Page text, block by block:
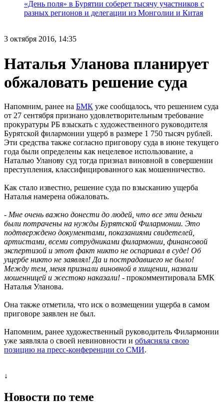
«День поля» в Бурятии соберет тысячу участников с
разных регионов и делегации из Монголии и Китая
3 октября 2016, 14:35
Наталья Уланова планирует
обжаловать решение суда
Напомним, ранее на БМК уже сообщалось, что решением суда
от 27 сентября признано удовлетворительным требование
прокуратуры РБ взыскать с художественного руководителя
Бурятской филармонии ущерб в размере 1 750 тысяч рублей.
Эти средства также согласно приговору суда в июне текущего
года были определены как нецелевое использование, а
Наталью Уланову суд тогда признал виновной в совершении
преступления, классифицированного как мошенничество.
Как стало известно, решение суда по взысканию ущерба
Наталья намерена обжаловать.
- Мне очень важно донести до людей, что все эти деньги
были потрачены на нужды Бурятской Филармонии. Это
подтверждено документами, показаниями свидетелей,
артистами, всеми сотрудниками филармонии, финансовой
экспертизой и этот факт никто не оспаривал в суде! Об
ущербе никто не заявлял! Да и пострадавшего не было!
Между тем, меня признали виновной в хищении, назвали
мошенницей и жестоко наказали! - прокомментировала БМК
Наталья Уланова.
Она также отметила, что иск о возмещении ущерба в самом
приговоре заявлен не был.
Напомним, ранее художественный руководитель Филармонии
уже заявляла о своей невиновности и объясняла свою
позицию на пресс-конференции со СМИ.
↓
Новости по теме